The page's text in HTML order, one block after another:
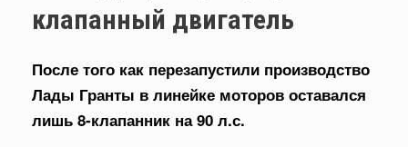
клапанный двигатель
После того как перезапустили производство
Лады Гранты в линейке моторов оставался
лишь 8-клапанник на 90 л.с.